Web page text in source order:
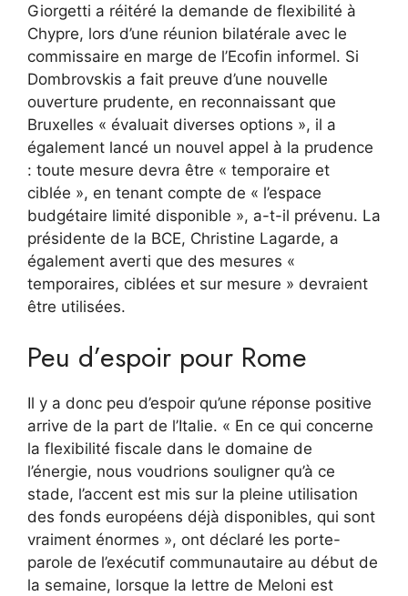
Giorgetti a réitéré la demande de flexibilité à
Chypre, lors d’une réunion bilatérale avec le
commissaire en marge de l’Ecofin informel. Si
Dombrovskis a fait preuve d’une nouvelle
ouverture prudente, en reconnaissant que
Bruxelles « évaluait diverses options », il a
également lancé un nouvel appel à la prudence
: toute mesure devra être « temporaire et
ciblée », en tenant compte de « l’espace
budgétaire limité disponible », a-t-il prévenu. La
présidente de la BCE, Christine Lagarde, a
également averti que des mesures «
temporaires, ciblées et sur mesure » devraient
être utilisées.
Peu d’espoir pour Rome
Il y a donc peu d’espoir qu’une réponse positive
arrive de la part de l’Italie. « En ce qui concerne
la flexibilité fiscale dans le domaine de
l’énergie, nous voudrions souligner qu’à ce
stade, l’accent est mis sur la pleine utilisation
des fonds européens déjà disponibles, qui sont
vraiment énormes », ont déclaré les porte-
parole de l’exécutif communautaire au début de
la semaine, lorsque la lettre de Meloni est